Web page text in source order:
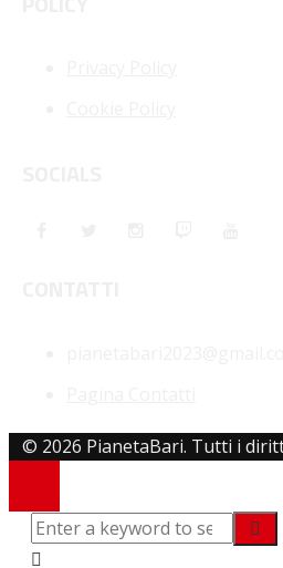
© 2026 PianetaBari. Tutti i